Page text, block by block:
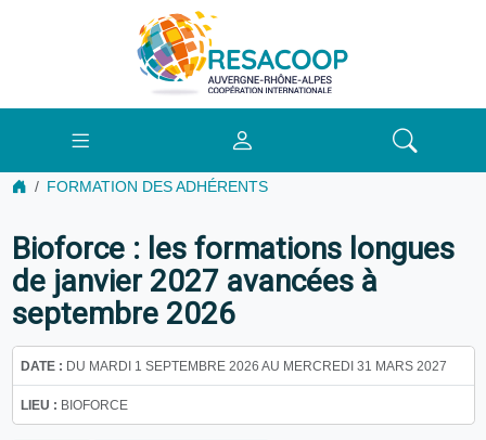
FORMATION DES ADHÉRENTS
Bioforce : les formations longues
de janvier 2027 avancées à
septembre 2026
DATE : DU MARDI 1 SEPTEMBRE 2026 AU MERCREDI 31 MARS 2027
LIEU : BIOFORCE